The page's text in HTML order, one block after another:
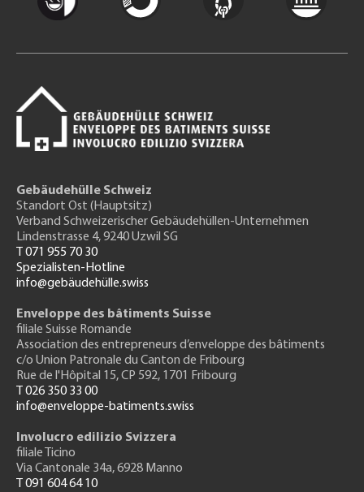
Gebäudehülle Schweiz
Standort Ost (Hauptsitz)
Verband Schweizerischer Gebäudehüllen-Unternehmen
Lindenstrasse 4, 9240 Uzwil SG
T 071 955 70 30
Spezialisten-Hotline
info@gebäudehülle.swiss
Enveloppe des bâtiments Suisse
filiale Suisse Romande
Association des entrepreneurs d’enveloppe des bâtiments
c/o Union Patronale du Canton de Fribourg
Rue de l'Hôpital 15, CP 592, 1701 Fribourg
T 026 350 33 00
info@enveloppe-batiments.swiss
Involucro edilizio Svizzera
filiale Ticino
Via Cantonale 34a, 6928 Manno
T 091 604 64 10